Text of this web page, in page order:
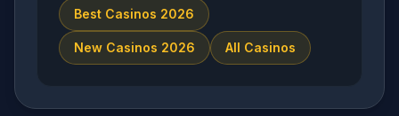
Best Casinos 2026
New Casinos 2026 All Casinos